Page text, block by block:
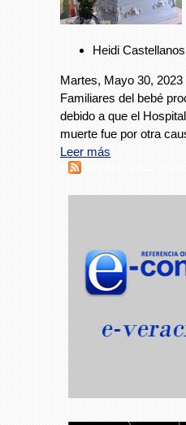
Heidi Castellanos
Martes, Mayo 30, 2023
Familiares del bebé
debido a que el
muerte fue por otra
Leer más